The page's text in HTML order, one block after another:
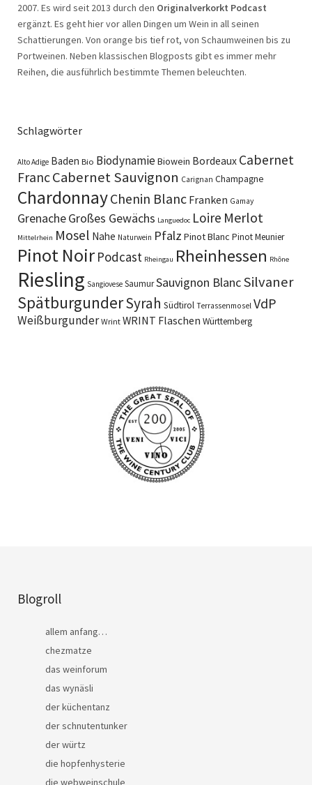
2007. Es wird seit 2013 durch den Originalverkorkt Podcast
ergänzt. Es geht hier vor allen Dingen um Wein in all seinen
Schattierungen. Von orange bis tief rot, von Schaumweinen bis zu
Portweinen. Neben klassischen Blogposts gibt es immer mehr
Reihen, die ausführlich bestimmte Themen beleuchten.
Schlagwörter
Alto Adige Baden Bio BiodynamieBiowein Bordeaux Cabernet
FrancCabernet Sauvignon Carignan Champagne
ChardonnayChenin Blanc Franken Gamay
GrenacheGroßes Gewächs Languedoc Loire Merlot
Mittelrhein Mosel Nahe Naturwein Pfalz Pinot Blanc Pinot Meunier
Pinot Noir Podcast Rheingau Rheinhessen Rhône
Riesling Sangiovese SaumurSauvignon BlancSilvaner
SpätburgunderSyrah Südtirol Terrassenmosel VdP
Weißburgunder Wrint WRINT Flaschen Württemberg
Blogroll
allem anfang…
chezmatze
das weinforum
das wynäsli
der küchentanz
der schnutentunker
der würtz
die hopfenhysterie
die webweinschule